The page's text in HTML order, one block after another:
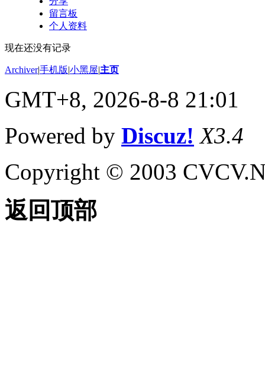
留言板
个人资料
现在还没有记录
Archiver|手机版|小黑屋|主页
GMT+8, 2026-8-8 21:01
Powered by Discuz! X3.4
Copyright © 2003
返回顶部